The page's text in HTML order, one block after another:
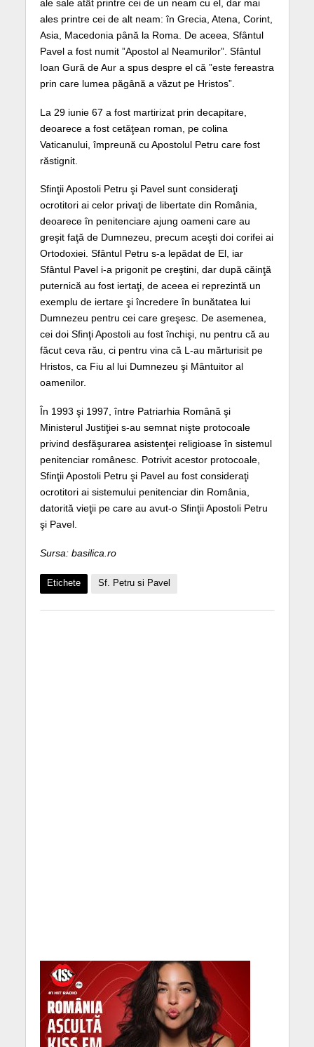
ale sale atât printre cei de un neam cu el, dar mai
ales printre cei de alt neam: în Grecia, Atena, Corint,
Asia, Macedonia până la Roma. De aceea, Sfântul
Pavel a fost numit ”Apostol al Neamurilor”. Sfântul
Ioan Gură de Aur a spus despre el că ”este fereastra
prin care lumea păgână a văzut pe Hristos”.
La 29 iunie 67 a fost martirizat prin decapitare,
deoarece a fost cetăţean roman, pe colina
Vaticanului, împreună cu Apostolul Petru care fost
răstignit.
Sfinţii Apostoli Petru şi Pavel sunt consideraţi
ocrotitori ai celor privaţi de libertate din România,
deoarece în penitenciare ajung oameni care au
greşit faţă de Dumnezeu, precum aceşti doi corifei ai
Ortodoxiei. Sfântul Petru s-a lepădat de El, iar
Sfântul Pavel i-a prigonit pe creştini, dar după căinţă
puternică au fost iertaţi, de aceea ei reprezintă un
exemplu de iertare şi încredere în bunătatea lui
Dumnezeu pentru cei care greşesc. De asemenea,
cei doi Sfinţi Apostoli au fost închişi, nu pentru că au
făcut ceva rău, ci pentru vina că L-au mărturisit pe
Hristos, ca Fiu al lui Dumnezeu şi Mântuitor al
oamenilor.
În 1993 şi 1997, între Patriarhia Română şi
Ministerul Justiţiei s-au semnat nişte protocoale
privind desfăşurarea asistenţei religioase în sistemul
penitenciar românesc. Potrivit acestor protocoale,
Sfinţii Apostoli Petru şi Pavel au fost consideraţi
ocrotitori ai sistemului penitenciar din România,
datorită vieţii pe care au avut-o Sfinţii Apostoli Petru
şi Pavel.
Sursa: basilica.ro
Etichete Sf. Petru si Pavel